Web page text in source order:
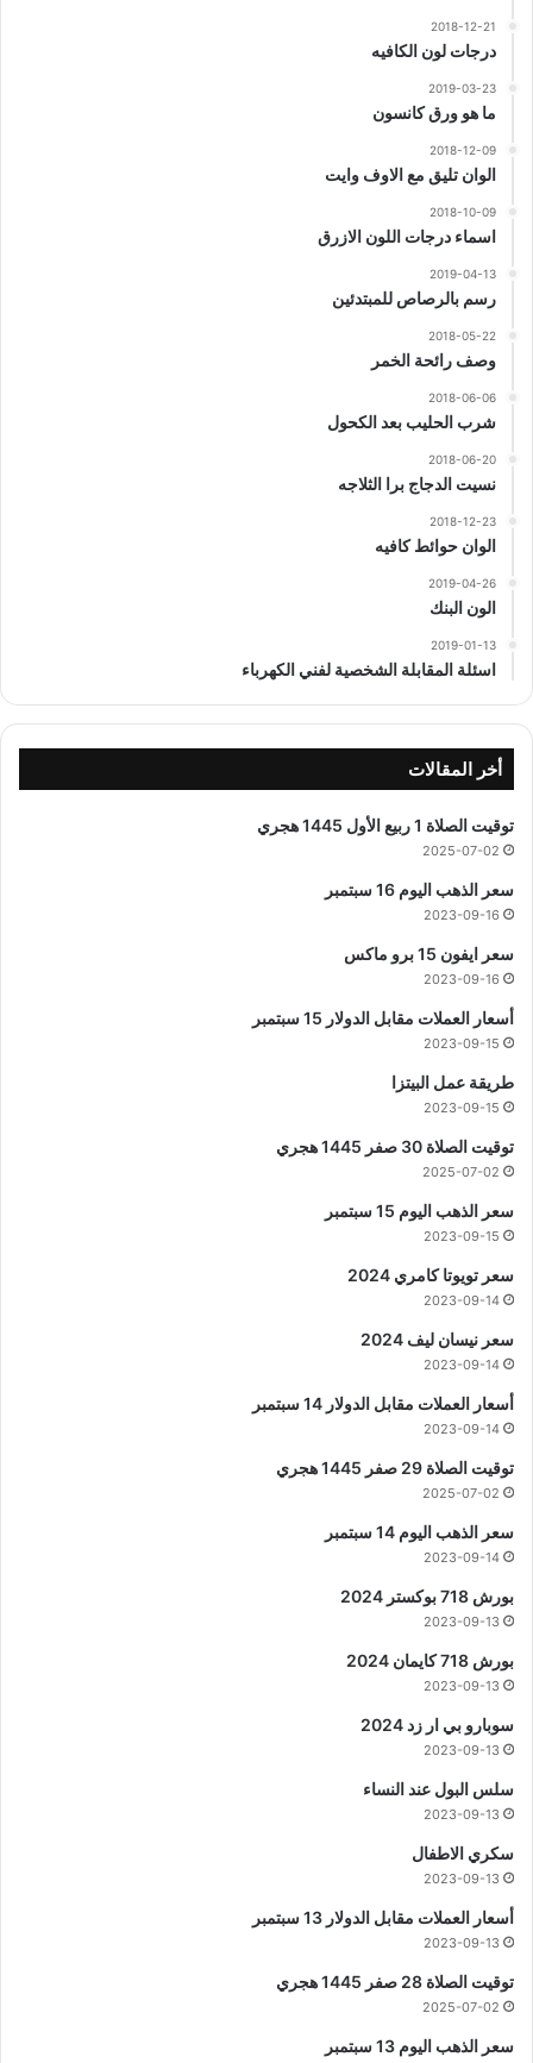
2018-12-21
درجات لون الكافيه
2019-03-23
ما هو ورق كانسون
2018-12-09
الوان تليق مع الاوف وايت
2018-10-09
اسماء درجات اللون الازرق
2019-04-13
رسم بالرصاص للمبتدئين
2018-05-22
وصف رائحة الخمر
2018-06-06
شرب الحليب بعد الكحول
2018-06-20
نسيت الدجاج برا الثلاجه
2018-12-23
الوان حوائط كافيه
2019-04-26
الون البنك
2019-01-13
اسئلة المقابلة الشخصية لفني الكهرباء
أخر المقالات
توقيت الصلاة 1 ربيع الأول 1445 هجري
2025-07-02
سعر الذهب اليوم 16 سبتمبر
2023-09-16
سعر ايفون 15 برو ماكس
2023-09-16
أسعار العملات مقابل الدولار 15 سبتمبر
2023-09-15
طريقة عمل البيتزا
2023-09-15
توقيت الصلاة 30 صفر 1445 هجري
2025-07-02
سعر الذهب اليوم 15 سبتمبر
2023-09-15
سعر تويوتا كامري 2024
2023-09-14
سعر نيسان ليف 2024
2023-09-14
أسعار العملات مقابل الدولار 14 سبتمبر
2023-09-14
توقيت الصلاة 29 صفر 1445 هجري
2025-07-02
سعر الذهب اليوم 14 سبتمبر
2023-09-14
بورش 718 بوكستر 2024
2023-09-13
بورش 718 كايمان 2024
2023-09-13
سوبارو بي ار زد 2024
2023-09-13
سلس البول عند النساء
2023-09-13
سكري الاطفال
2023-09-13
أسعار العملات مقابل الدولار 13 سبتمبر
2023-09-13
توقيت الصلاة 28 صفر 1445 هجري
2025-07-02
سعر الذهب اليوم 13 سبتمبر